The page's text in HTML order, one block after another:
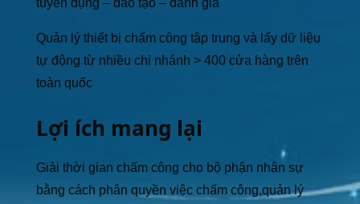
Quản lý thiết bị chấm công tập trung và lấy dữ liệu
tự động từ nhiều chi nhánh > 400 cửa hàng trên
toàn quốc
Lợi ích mang lại
Giải thời gian chấm công cho bộ phận nhân sự
bằng cách phân quyền việc chấm công,quản lý